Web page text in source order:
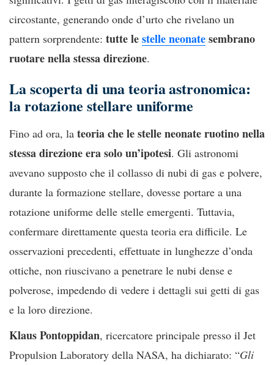
circostante, generando onde d’urto che rivelano un
pattern sorprendente: tutte lestelle neonatesembrano
ruotare nella stessa direzione.
La scoperta di una teoria astronomica:
la rotazione stellare uniforme
Fino ad ora, la teoria che le stelle neonate ruotino nella
stessa direzione era solo un’ipotesi. Gli astronomi
avevano supposto che il collasso di nubi di gas e polvere,
durante la formazione stellare, dovesse portare a una
rotazione uniforme delle stelle emergenti. Tuttavia,
confermare direttamente questa teoria era difficile. Le
osservazioni precedenti, effettuate in lunghezze d’onda
ottiche, non riuscivano a penetrare le nubi dense e
polverose, impedendo di vedere i dettagli sui getti di gas
e la loro direzione.
Klaus Pontoppidan, ricercatore principale presso il Jet
Propulsion Laboratory della NASA, ha dichiarato: “Gli